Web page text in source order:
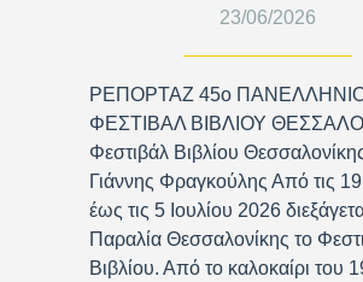
23/06/2026
ΡΕΠΟΡΤΑΖ 45ο
ΦΕΣΤΙΒΑΛ ΒΙΒΛΙΟΥ
Φεστιβάλ Βιβλίου
Γιάννης Φραγκούλης Από τις 19
έως τις 5 Ιουλίου 2026
Παραλία Θεσσαλονίκης το
Βιβλίου. Από το καλοκαίρι του